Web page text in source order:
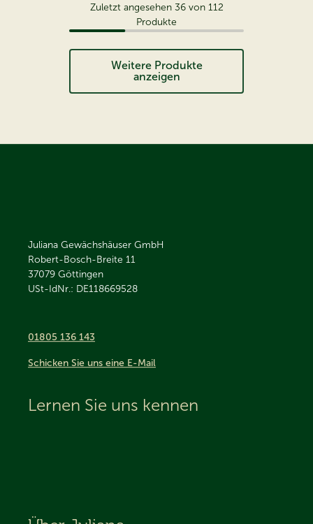
Zuletzt angesehen 36 von 112
Produkte
Weitere Produkte
anzeigen
Juliana Gewächshäuser GmbH
Robert-Bosch-Breite 11
37079 Göttingen
USt-IdNr.: DE118669528
01805 136 143
Schicken Sie uns eine E-Mail
Lernen Sie uns kennen